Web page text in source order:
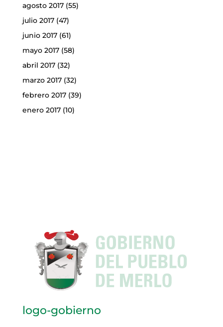
agosto 2017(55)
julio 2017(47)
junio 2017(61)
mayo 2017(58)
abril 2017(32)
marzo 2017(32)
febrero 2017(39)
enero 2017(10)
logo-gobierno